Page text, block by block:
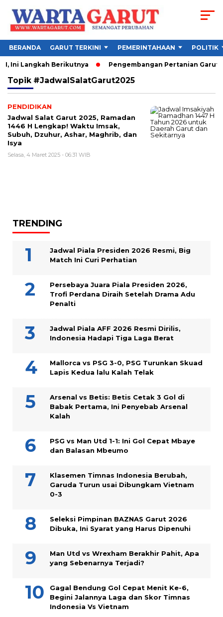
BERANDA GARUT TERKINI PEMERINTAHAAN POLITIK
Ini Langkah Berikutnya Pengembangan Pertanian Garut
Topik #JadwalSalatGarut2025
PENDIDIKAN
Jadwal Salat Garut 2025, Ramadan
1446 H Lengkap! Waktu Imsak,
Subuh, Dzuhur, Ashar, Maghrib, dan
Isya
Selasa, 4 Maret 2025 - 06:31 WIB
TRENDING
Jadwal Piala Presiden 2026 Resmi, Big
Match Ini Curi Perhatian
Persebaya Juara Piala Presiden 2026,
Trofi Perdana Diraih Setelah Drama Adu
Penalti
Jadwal Piala AFF 2026 Resmi Dirilis,
Indonesia Hadapi Tiga Laga Berat
Mallorca vs PSG 3-0, PSG Turunkan Skuad
Lapis Kedua lalu Kalah Telak
Arsenal vs Betis: Betis Cetak 3 Gol di
Babak Pertama, Ini Penyebab Arsenal
Kalah
PSG vs Man Utd 1-1: Ini Gol Cepat Mbaye
dan Balasan Mbeumo
Klasemen Timnas Indonesia Berubah,
Garuda Turun usai Dibungkam Vietnam
0-3
Seleksi Pimpinan BAZNAS Garut 2026
Dibuka, Ini Syarat yang Harus Dipenuhi
Man Utd vs Wrexham Berakhir Pahit, Apa
yang Sebenarnya Terjadi?
Gagal Bendung Gol Cepat Menit Ke-6,
Begini Jalannya Laga dan Skor Timnas
Indonesia Vs Vietnam